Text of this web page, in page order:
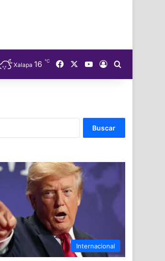
Xalapa 16 ℃ FacebookYouTube
Acceso
Internacional